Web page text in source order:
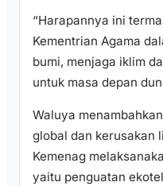
“Harapannya ini
Kementrian Agama
bumi, menjaga iklim
untuk masa depan
Waluya
global dan kerusakan
Kemenag
yaitu penguatan